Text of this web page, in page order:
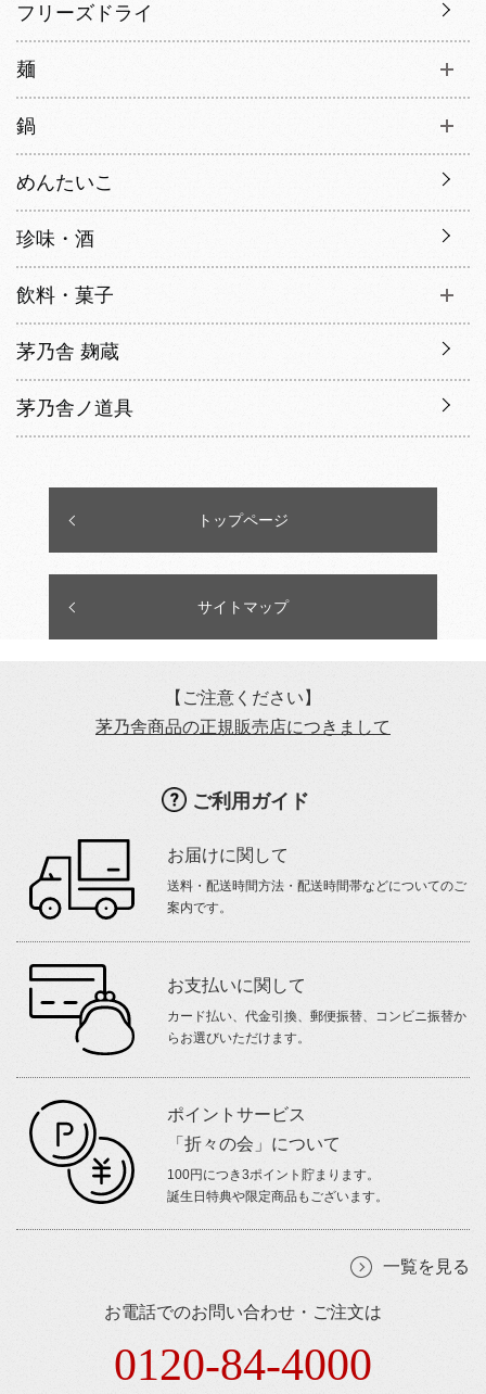
フリーズドライ
麺
鍋
めんたいこ
珍味・酒
飲料・菓子
茅乃舎 麹蔵
茅乃舎ノ道具
トップページ
サイトマップ
【ご注意ください】
茅乃舎商品の正規販売店につきまして
ご利用ガイド
お届けに関して
送料・配送時間方法・配送時間帯などについてのご
案内です。
お支払いに関して
カード払い、代金引換、郵便振替、コンビニ振替か
らお選びいただけます。
ポイントサービス
「折々の会」について
100円につき3ポイント貯まります。
誕生日特典や限定商品もございます。
一覧を見る
お電話でのお問い合わせ・ご注文は
0120-84-4000